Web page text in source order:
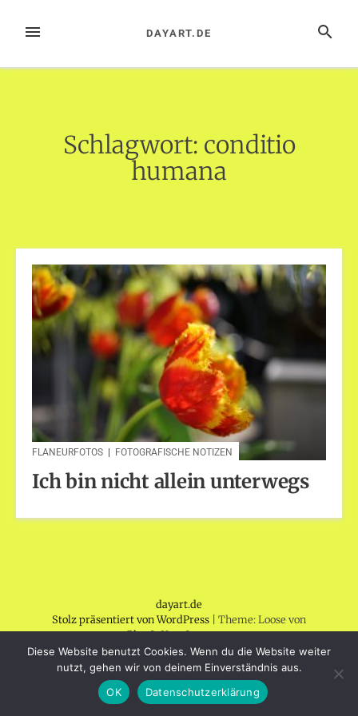
InhaltMENÜ SUCHE
DAYART.DE
Schlagwort: conditio
humana
FLANEURFOTOS FOTOGRAFISCHE NOTIZEN
Ich bin nicht allein unterwegs
dayart.de
Stolz präsentiert von WordPress | Theme: Loose von
BlogOnYourOwn.com.
Diese Website benutzt Cookies. Wenn du die Website weiter
nutzt, gehen wir von deinem Einverständnis aus.
OK
Datenschutzerklärung